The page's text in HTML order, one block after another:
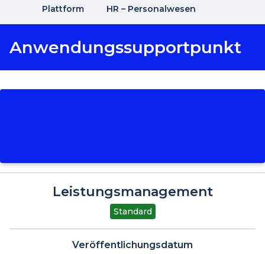
Plattform HR – Personalwesen
Anwendungssupportpunkt
Leistungsmanagement
Standard
Veröffentlichungsdatum